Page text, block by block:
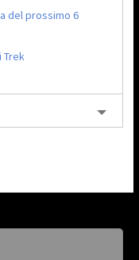
del prossimo 6
Trek